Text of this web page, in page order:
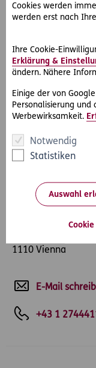
Cookies werden
werden erst nach
Ihre Cookie-
Erklärung &
ändern. Nähere
Einige der von
Personalisierung und
Werbewirksamkeit.
Notwendig
Statistiken
Auswahl
Download
Werner Rack
ERGO Austria
Businesspark
1110 Vienna
E-Mail
+43 1